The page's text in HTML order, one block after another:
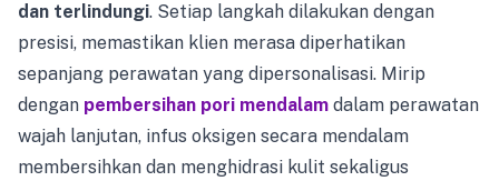
dan terlindungi. Setiap langkah dilakukan dengan
presisi, memastikan klien merasa diperhatikan
sepanjang perawatan yang dipersonalisasi. Mirip
dengan pembersihan pori mendalam dalam perawatan
wajah lanjutan, infus oksigen secara mendalam
membersihkan dan menghidrasi kulit sekaligus